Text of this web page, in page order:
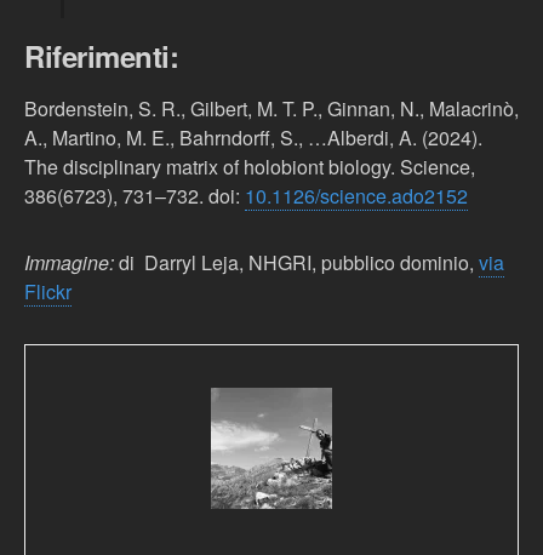
Riferimenti:
Bordenstein, S. R., Gilbert, M. T. P., Ginnan, N., Malacrinò,
A., Martino, M. E., Bahrndorff, S., …Alberdi, A. (2024).
The disciplinary matrix of holobiont biology. Science,
386(6723), 731–732. doi: 10.1126/science.ado2152
Immagine:di Darryl Leja, NHGRI, pubblico dominio, via
Flickr